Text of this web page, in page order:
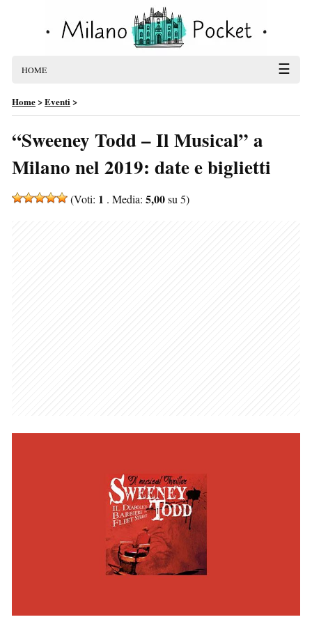
HOME ☰
Home>Eventi>
“Sweeney Todd – Il Musical” a
Milano nel 2019: date e biglietti
(Voti: 1 . Media: 5,00su 5)